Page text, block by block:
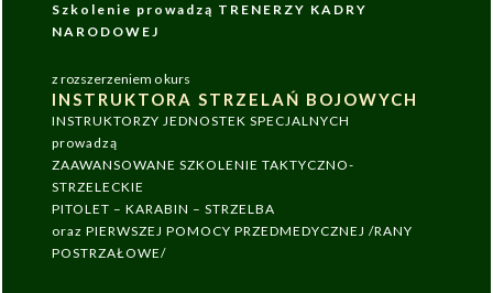
Szkolenie prowadzą TRENERZY KADRY
NARODOWEJ
z rozszerzeniem o kurs
INSTRUKTORA STRZELAŃ BOJOWYCH
INSTRUKTORZY JEDNOSTEK SPECJALNYCH
prowadzą
ZAAWANSOWANE SZKOLENIE TAKTYCZNO-
STRZELECKIE
PITOLET – KARABIN – STRZELBA
oraz PIERWSZEJ POMOCY PRZEDMEDYCZNEJ /RANY
POSTRZAŁOWE/